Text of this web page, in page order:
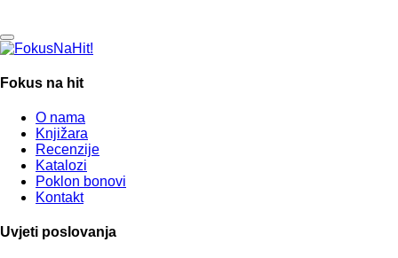
Fokus na hit
O nama
Knjižara
Recenzije
Katalozi
Poklon bonovi
Kontakt
Uvjeti poslovanja